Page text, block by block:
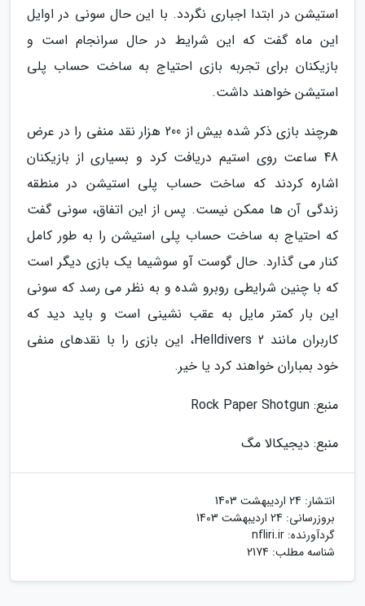
استیشن در ابتدا اجباری نگردد. با این حال سونی در اوایل
این ماه گفت که این شرایط در حال سرانجام است و
بازیکنان برای تجربه بازی احتیاج به ساخت حساب پلی
استیشن خواهند داشت.
هرچند بازی ذکر شده بیش از 200 هزار نقد منفی را در عرض
48 ساعت روی استیم دریافت کرد و بسیاری از بازیکنان
اشاره کردند که ساخت حساب پلی استیشن در منطقه
زندگی آن ها ممکن نیست. پس از این اتفاق، سونی گفت
که احتیاج به ساخت حساب پلی استیشن را به طور کامل
کنار می گذارد. حال گوست آو سوشیما یک بازی دیگر است
که با چنین شرایطی روبرو شده و به نظر می رسد که سونی
این بار کمتر مایل به عقب نشینی است و باید دید که
کاربران مانند Helldivers 2، این بازی را با نقدهای منفی
خود بمباران خواهند کرد یا خیر.
منبع: Rock Paper Shotgun
منبع: دیجیکالا مگ
انتشار: 24 اردیبهشت 1403
بروزرسانی: 24 اردیبهشت 1403
گردآورنده: nfliri.ir
شناسه مطلب: 2174